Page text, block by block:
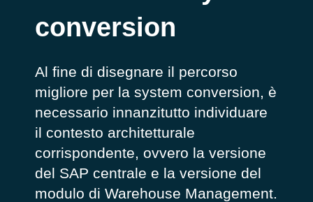
conversion
Al fine di disegnare il percorso
migliore per la system conversion, è
necessario innanzitutto individuare
il contesto architetturale
corrispondente, ovvero la versione
del SAP centrale e la versione del
modulo di Warehouse Management.